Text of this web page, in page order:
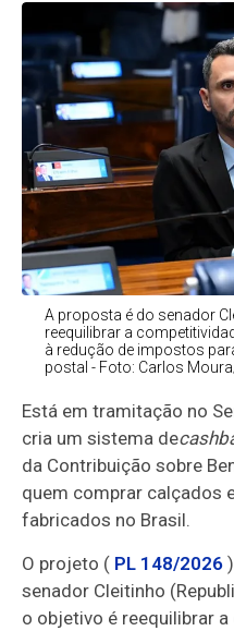
A proposta é do senador
reequilibrar a
à redução de impostos
postal - Foto: Carlos
Está em tramitação no
cria um sistema de
da Contribuição sobre
quem comprar calçados
fabricados no Brasil.
O projeto ( PL 148/2026
senador Cleitinho
o objetivo é reequilibrar